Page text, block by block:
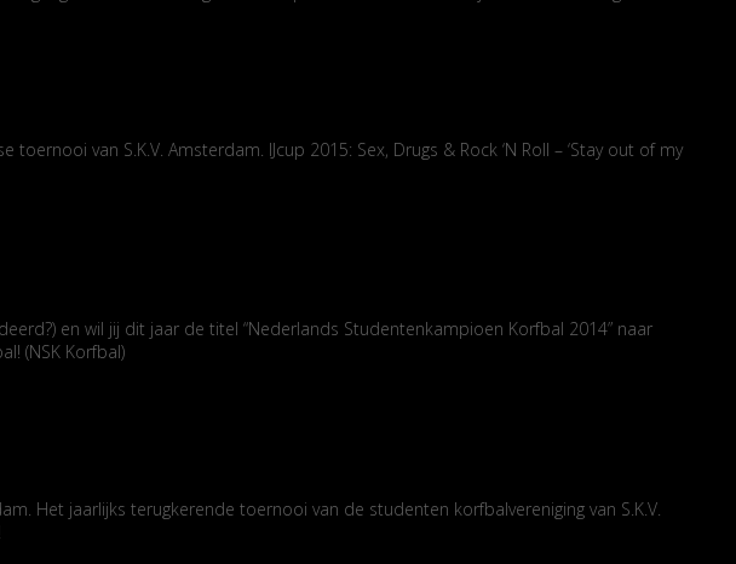
van S.K.V. Amsterdam. IJcup 2015: Sex, Drugs & Rock ‘N Roll – ‘Stay out of my
en wil jij dit jaar de titel “Nederlands Studentenkampioen Korfbal 2014” naar
(NSK Korfbal)
Het jaarlijks terugkerende toernooi van de studenten korfbalvereniging van S.K.V.